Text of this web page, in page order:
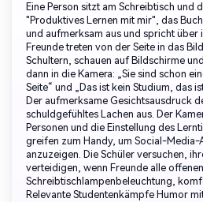
Eine Person sitzt am Schreibtisch und
"Produktives Lernen mit mir", das
und aufmerksam aus und spricht über
Freunde treten von der Seite in das
Schultern, schauen auf Bildschirme
dann in die Kamera: „Sie sind schon
Seite“ und „Das ist kein Studium, das
Der aufmerksame Gesichtsausdruck
schuldgefühltes Lachen aus. Der
Personen und die Einstellung des
greifen zum Handy, um Social-
anzuzeigen. Die Schüler versuchen,
verteidigen, wenn Freunde alle
Schreibtischlampenbeleuchtung,
Relevante Studentenkämpfe Humor